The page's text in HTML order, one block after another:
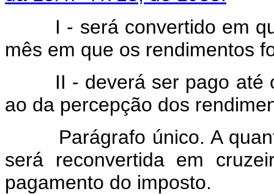
I - será convertido em
mês em que os rendimentos
II - deverá ser pago até o
ao da percepção dos
Parágrafo único. A
será reconvertida em
pagamento do imposto.